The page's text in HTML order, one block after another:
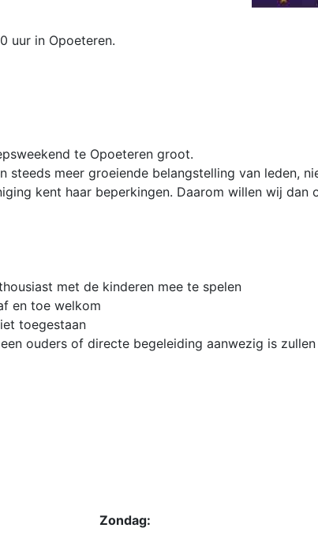
uur in Opoeteren.
te Opoeteren groot.
meer groeiende belangstelling van leden,
kent haar beperkingen. Daarom willen wij
met de kinderen mee te spelen
en toe welkom
toegestaan
ouders of directe begeleiding aanwezig is
Zondag: